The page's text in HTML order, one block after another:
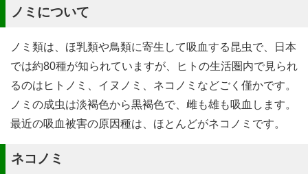
ノミについて
ノミ類は、ほ乳類や鳥類に寄生して吸血する昆虫で、日本
では約80種が知られていますが、ヒトの生活圏内で見られ
るのはヒトノミ、イヌノミ、ネコノミなどごく僅かです。
ノミの成虫は淡褐色から黒褐色で、雌も雄も吸血します。
最近の吸血被害の原因種は、ほとんどがネコノミです。
ネコノミ